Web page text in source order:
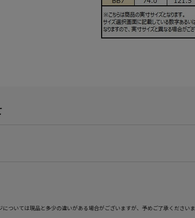
については現品と多少の違いがある場合がございますが、予めご了承くださいま